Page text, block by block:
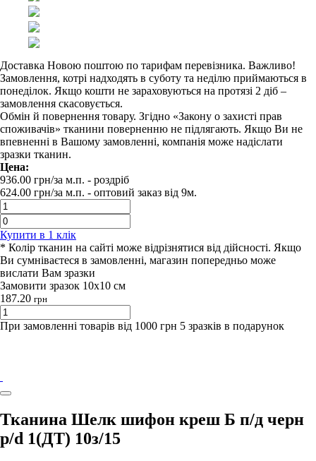
Доставка Новою поштою по тарифам перевізника. Важливо!
Замовлення, котрі надходять в суботу та неділю приймаються в
понеділок. Якщо кошти не зараховуються на протязі 2 діб –
замовлення скасовується.
Обмін й повернення товару. Згідно «Закону о захисті прав
споживачів» тканини поверненню не підлягають. Якщо Ви не
впевненні в Вашому замовленні, компанія може надіслати
зразки тканин.
Цена:
936.00 грн/за м.п. - роздрiб
624.00 грн/за м.п. - оптовий заказ вiд 9м.
Купити в 1 клiк
* Колір тканин на сайті може відрізнятися від дійсності. Якщо
Ви сумніваєтеся в замовленні, магазин попередньо може
вислати Вам зразки
Замовити зразок 10х10 см
187.20 грн
При замовленні товарів від 1000 грн 5 зразків в подарунок
Тканина Шелк шифон креш Б п/д черн
p/d 1(ДТ) 10з/15